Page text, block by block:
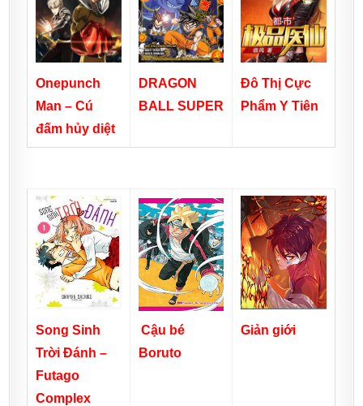
Onepunch
Man – Cú
đấm hủy diệt
DRAGON
BALL SUPER
Đô Thị Cực
Phẩm Y Tiên
Song Sinh
Trời Đánh –
Futago
Complex
Cậu bé
Boruto
Giản giới